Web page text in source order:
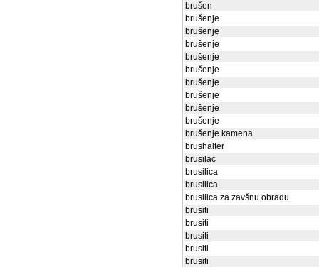
brušen
brušenje
brušenje
brušenje
brušenje
brušenje
brušenje
brušenje
brušenje
brušenje
brušenje kamena
brushalter
brusilac
brusilica
brusilica
brusilica za zavšnu obradu
brusiti
brusiti
brusiti
brusiti
brusiti